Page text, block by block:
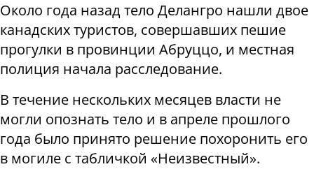
Около года назад тело Делангро нашли двое
канадских туристов, совершавших пешие
прогулки в провинции Абруццо, и местная
полиция начала расследование.
В течение нескольких месяцев власти не
могли опознать тело и в апреле прошлого
года было принято решение похоронить его
в могиле с табличкой «Неизвестный».